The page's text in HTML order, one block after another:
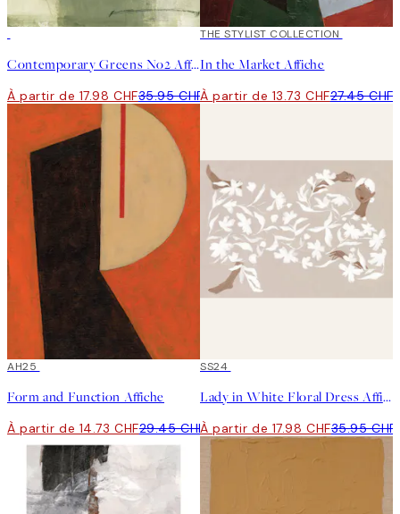
Contemporary Greens No2 Affiche
À partir de 17.98 CHF35.95 CHF
50%*
THE STYLIST COLLECTION
In the Market Affiche
À partir de 13.73 CHF27.45 CHF
50%*
AH25
Form and Function Affiche
À partir de 14.73 CHF29.45 CHF
50%*
SS24
Lady in White Floral Dress Affiche
À partir de 17.98 CHF35.95 CHF